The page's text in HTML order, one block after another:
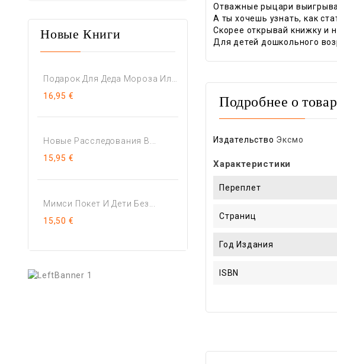
Новые Книги
16,95 €
Новые Расследования В...
15,95 €
Мимси Покет И Дети Без...
15,50 €
Отважные рыцари
А ты хочешь узнать, как
Скорее открывай книжку и
Для детей дошкольного
Подробнее о
Издательство Эксмо
Характеристики
Переплет
Страниц
Год Издания
ISBN